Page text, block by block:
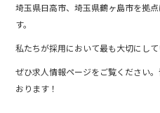
埼玉県日高市、埼玉県鶴ヶ島市を拠
す。
私たちが採用において最も大切にして
ぜひ求人情報ページをご覧ください
おります！